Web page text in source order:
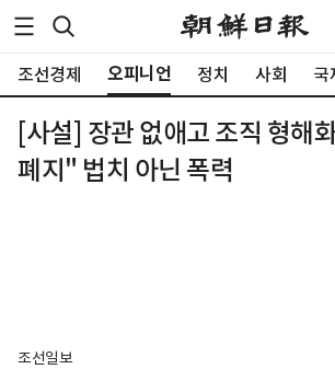
조선경제 오피니언 정치 사회 국
[사설] 장관 없애고 조직 형해
폐지" 법치 아닌 폭력
조선일보